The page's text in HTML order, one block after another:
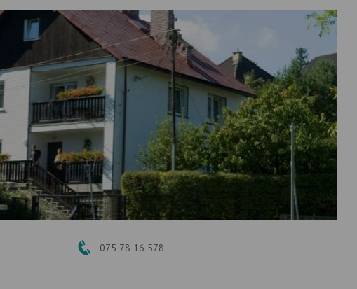
075 78 16 578